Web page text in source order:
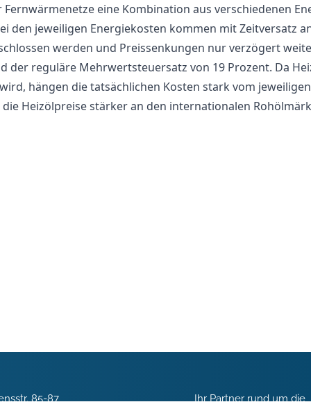
eine Kombination aus verschiedenen
den jeweiligen Energiekosten kommen mit Zeitversatz
werden und Preissenkungen nur verzögert
der reguläre Mehrwertsteuersatz von 19 Prozent. Da
hängen die tatsächlichen Kosten stark vom
Heizölpreise stärker an den internationalen
85-87 Ihr Partner rund um die